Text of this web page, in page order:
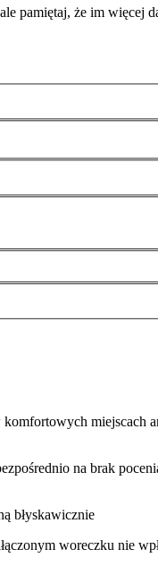
pamiętaj, że im więcej
miejscach
na brak
błyskawicznie
woreczku nie